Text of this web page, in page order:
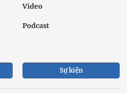
Video
Podcast
Sự kiện